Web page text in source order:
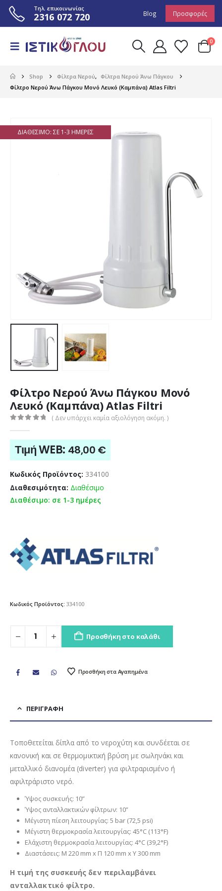
Τηλ. επικοινωνίας
2316 072 720 Blog Προσφορές
0
Shop Φίλτρα Νερού, Φίλτρα Νερού Άνω Πάγκου
Φίλτρο Νερού Άνω Πάγκου Μονό Λευκό (Καμπάνα) Atlas Filtri
ΔΙΑΘΈΣΙΜΟ: ΣΕ 1-3 ΗΜΈΡΕΣ
Φίλτρο Νερού Άνω Πάγκου Μονό
Λευκό (Καμπάνα) Atlas Filtri
( Δεν υπάρχει καμία αξιολόγηση ακόμη. )
Τιμή WEB: 48,00 €
Κωδικός Προϊόντος: 334100
Διαθεσιμότητα: Διαθέσιμο
Διαθέσιμο: σε 1-3 ημέρες
Κωδικός Προϊόντος: 334100
Προσθήκη στο καλάθι
Προσθήκη στα Αγαπημένα
ΠΕΡΙΓΡΑΦΉ
Τοποθετείται δίπλα από το νεροχύτη και συνδέεται σε
κανονική και σε θερμομικτική βρύση με σωληνάκι και
μεταλλικό διανομέα (diverter) για φιλτραρισμένο ή
αφιλτράριστο νερό.
Ύψος συσκευής: 10”
Ύψος ανταλλακτικών φίλτρων: 10”
Μέγιστη πίεση λειτουργίας: 5 bar (72,5 psi)
Μέγιστη θερμοκρασία λειτουργίας: 45°C (113°F)
Ελάχιστη θερμοκρασία λειτουργίας: 4°C (39,2°F)
Διαστάσεις: Μ 220 mm x Π 120 mm x Υ 300 mm
Η τιμή της συσκευής δεν περιλαμβάνει
ανταλλακτικό φίλτρο.